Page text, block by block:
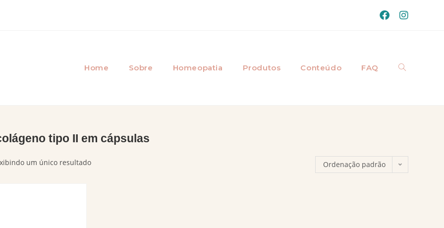
Home Sobre Homeopatia Produtos Conteúdo FAQ
tipo II em cápsulas
um único resultado Ordenação padrão